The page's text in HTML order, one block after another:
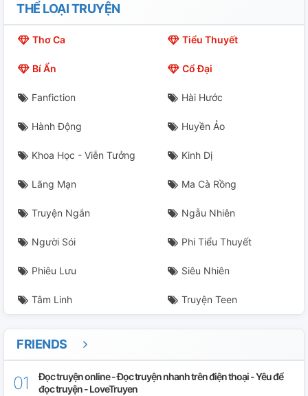
THỂ LOẠI TRUYỆN
Thơ Ca Tiểu Thuyết
Bí Ẩn Cổ Đại
Fanfiction Hài Hước
Hành Động Huyền Ảo
Khoa Học - Viễn Tưởng Kinh Dị
Lãng Mạn Ma Cà Rồng
Truyện Ngắn Ngẫu Nhiên
Người Sói Phi Tiểu Thuyết
Phiêu Lưu Siêu Nhiên
Tâm Linh Truyện Teen
FRIENDS
Đọc truyện online - Đọc truyện nhanh trên điện thoại - Yêu để
đọc truyện - LoveTruyen